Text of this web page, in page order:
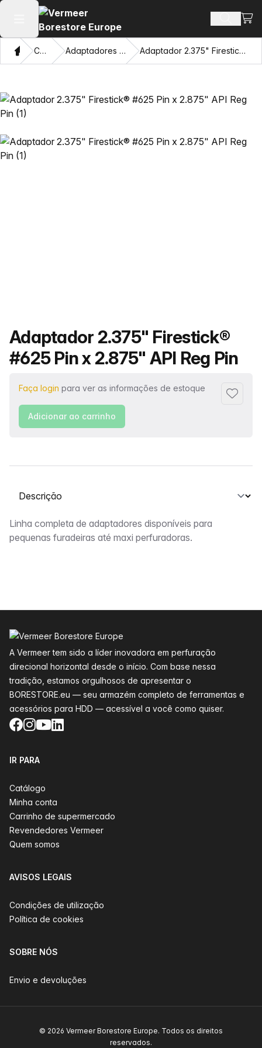
Abrir menu principal Busca
Ver
CasaCatálogo Adaptadores e Olhos Puxadores Adaptador 2.375" Firestick® #625 Pin x 2.875" API Reg Pin
Nome do produto
Adaptador 2.375" Firestick®
#625 Pin x 2.875" API Reg Pin
Faça login para ver as informações de estoque
Adicionar ao carrinho
Selecione uma guia
Descrição
Linha completa de adaptadores disponíveis para
pequenas furadeiras até maxi perfuradoras.
A Vermeer tem sido a líder inovadora em perfuração
direcional horizontal desde o início. Com base nessa
tradição, estamos orgulhosos de apresentar o
BORESTORE.eu — seu armazém completo de ferramentas e
acessórios para HDD — acessível a você como quiser.
Facebook
Instagram
YouTube
LinkedIn
IR PARA
Catálogo
Minha conta
Carrinho de supermercado
Revendedores Vermeer
Quem somos
AVISOS LEGAIS
Condições de utilização
Política de cookies
SOBRE NÓS
Envio e devoluções
© 2026 Vermeer Borestore Europe. Todos os direitos
reservados.